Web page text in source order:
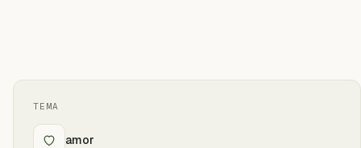
TEMA
amor